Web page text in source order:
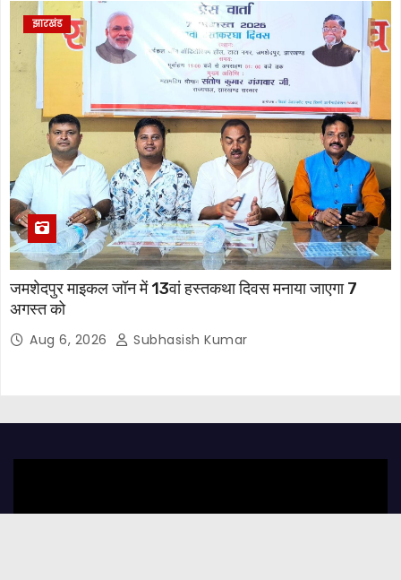
झारखंड
जमशेदपुर माइकल जॉन में 13वां हस्तकथा दिवस मनाया जाएगा 7
अगस्त को
Aug 6, 2026 Subhasish Kumar